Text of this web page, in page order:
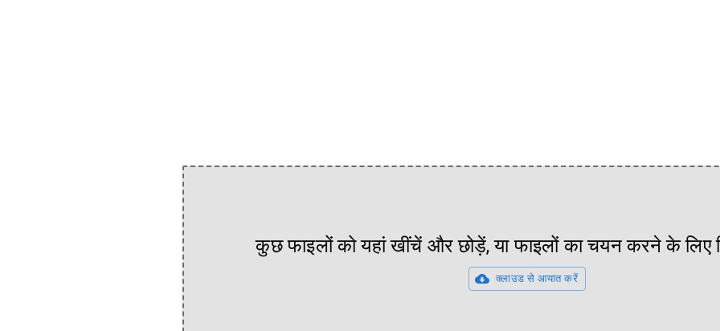
कुछ फाइलों को यहां खींचें और छोड़ें, या फाइलों का चयन करने के लिए
क्लाउड से आयात करें